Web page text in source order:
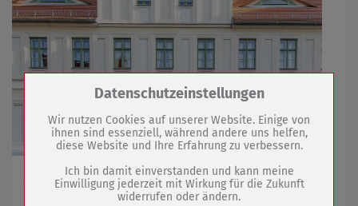
Am 09. September vielfältiges Programm /
Buchvorstellung und besondere Einweihung
Zum Betrieb der Seite notwendige Cookies /
Name
PHP Session Cookie
Anbieter
Eigentümer dieser Website (Wenko-
Wenselaar GmbH & Co. KG)
Absicherung Kontaktformular / SPAM
Datenschutzeinstellungen
Wir nutzen Cookies auf unserer Website. Einige von
ihnen sind essenziell, während andere uns helfen,
diese Website und Ihre Erfahrung zu verbessern.
Ich bin damit einverstanden und kann meine
Einwilligung jederzeit mit Wirkung für die Zukunft
widerrufen oder ändern.